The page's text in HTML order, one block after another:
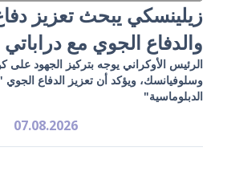
زيلينسكي يبحث تعزيز
والدفاع الجوي مع دراباتي
الرئيس الأوكراني يوجه بتركيز الجهود على
وسلوفيانسك، ويؤكد أن تعزيز الدفاع
الدبلوماسية"
07.08.2026